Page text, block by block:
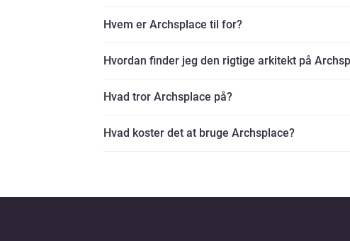
Hvem er Archsplace til for?
Hvordan finder jeg den rigtige arkitekt på
Hvad tror Archsplace på?
Hvad koster det at bruge Archsplace?